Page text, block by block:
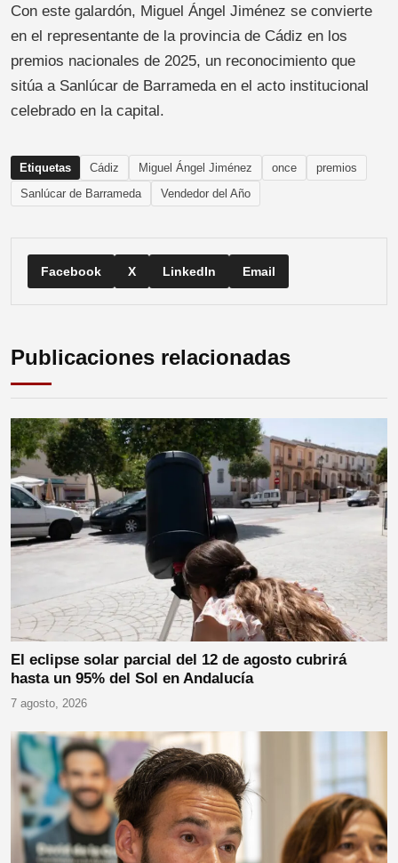
Con este galardón, Miguel Ángel Jiménez se convierte
en el representante de la provincia de Cádiz en los
premios nacionales de 2025, un reconocimiento que
sitúa a Sanlúcar de Barrameda en el acto institucional
celebrado en la capital.
Etiquetas Cádiz Miguel Ángel Jiménez once
premios
Sanlúcar de Barrameda
Vendedor del Año
Facebook X LinkedIn Email
Publicaciones relacionadas
El eclipse solar parcial del 12 de agosto cubrirá
hasta un 95% del Sol en Andalucía
7 agosto, 2026